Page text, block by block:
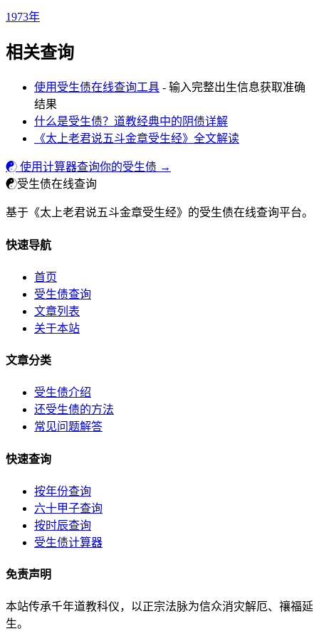
1973年
相关查询
使用受生债在线查询工具 - 输入完整出生信息获取准确
结果
什么是受生债？道教经典中的阴债详解
《太上老君说五斗金章受生经》全文解读
☯ 使用计算器查询你的受生债 →
☯受生债在线查询
基于《太上老君说五斗金章受生经》的受生债在线查询平台。
快速导航
首页
受生债查询
文章列表
关于本站
文章分类
受生债介绍
还受生债的方法
常见问题解答
快速查询
按年份查询
六十甲子查询
按时辰查询
受生债计算器
免责声明
本站传承千年道教科仪，以正宗法脉为信众消灾解厄、禳福延
生。